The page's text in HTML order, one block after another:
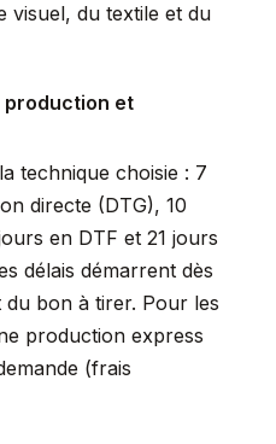
visuel, du textile et du
production et
technique choisie : 7
directe (DTG), 10
en DTF et 21 jours
délais démarrent dès
du bon à tirer. Pour les
production express
(frais